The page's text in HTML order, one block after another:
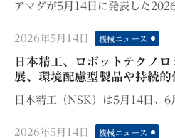
アマダが5月14日に発表した
Posted
on
2026年5月14日 機械ニュース
日本精工、ロボットテクノロ
展、環境配慮型製品や持続
日本精工（NSK）は5月14日、
Posted
2026年5月14日 機械ニュース